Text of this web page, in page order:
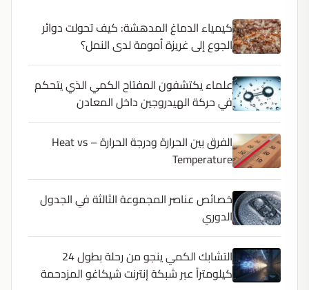
كيمياء الدماغ المدهشة: كيف تحولت دوائر
الجوع إلى غريزة أمومة لدى النمل؟
علماء يكتشفون المفتاح الكمي الذي يتحكم
في حركة الهيدروجين داخل المعادن
الفرق بين الحرارة ودرجة الحرارة – Heat vs
Temperature
خصائص عناصر المجموعة الثالثة في الجدول
الدوري
التشابك الكمي ينجو من رحلة بطول 24
كيلومتراً عبر شبكة إنترنت شيكاغو المزدحمة